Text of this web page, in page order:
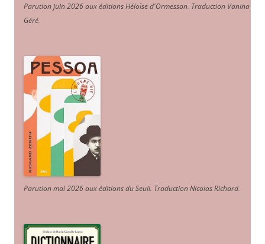
Parution juin 2026 aux éditions Héloïse d'Ormesson. Traduction Vanina
Géré.
Parution mai 2026 aux éditions du Seuil. Traduction Nicolas Richard.